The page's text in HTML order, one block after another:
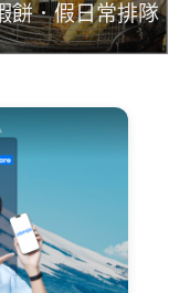
餅．假日常排隊